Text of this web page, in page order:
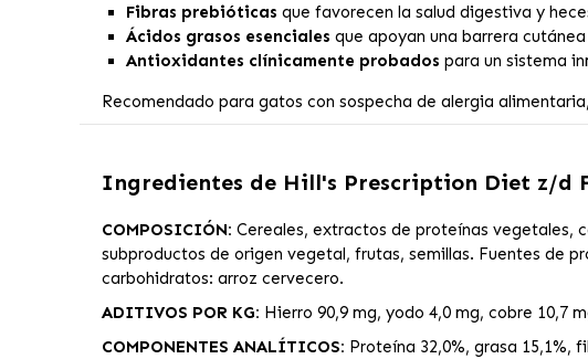
Fibras prebióticas que favorecen la salud digestiva y
Ácidos grasos esenciales que apoyan una barrera
Antioxidantes clínicamente probados para un sistema
Recomendado para gatos con sospecha de alergia
Ingredientes de Hill's Prescription Diet z/d
COMPOSICIÓN: Cereales, extractos de proteínas vegetales,
subproductos de origen vegetal, frutas, semillas. Fuentes de
carbohidratos: arroz cervecero.
ADITIVOS POR KG: Hierro 90,9 mg, yodo 4,0 mg, cobre 10,7
COMPONENTES ANALÍTICOS: Proteína 32,0%, grasa 15,1%,